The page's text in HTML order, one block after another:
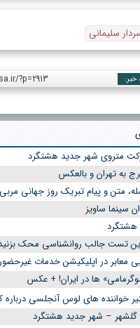
سلیمانی
خبر: ?p=2913
متروی شهر جدید هشتگرد
به تهران و بالعکس
متن و پیام تبریک روز جهانی مربی
سینما ساویز
تست جالب روانشناسی محک
معابر در اپلیکیشن خدمات
ها در ایران! + عکس
خواننده های لوس آنجلسی درباره
– شهر جدید هشتگرد